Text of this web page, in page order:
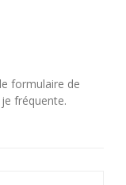
formulaire de
fréquente.